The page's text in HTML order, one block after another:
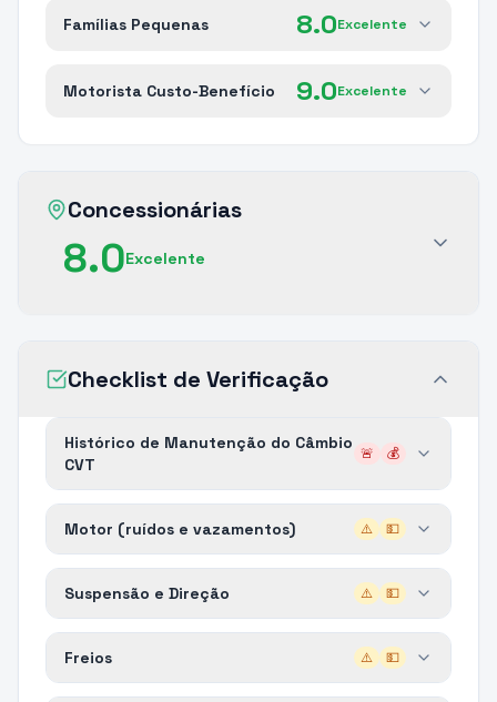
Famílias Pequenas 8.0Excelente
Motorista Custo-Benefício 9.0Excelente
Concessionárias
8.0Excelente
Checklist de Verificação
Histórico de Manutenção do Câmbio
CVT
🚨 💰
Motor (ruídos e vazamentos) ⚠️ 💵
Suspensão e Direção ⚠️ 💵
Freios ⚠️ 💵